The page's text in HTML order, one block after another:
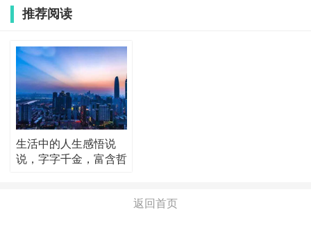
推荐阅读
生活中的人生感悟说
说，字字千金，富含哲
返回首页